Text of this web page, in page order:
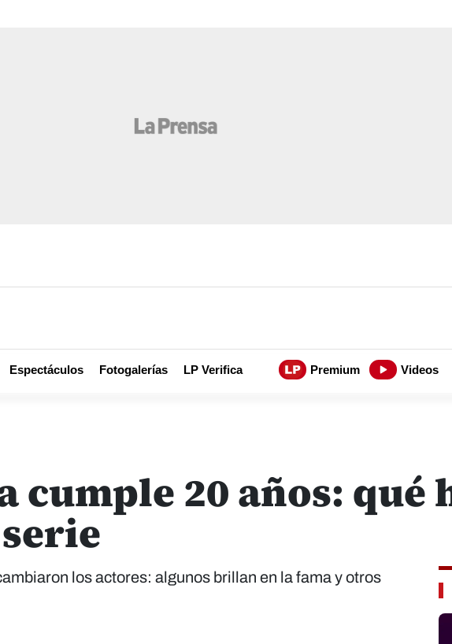
Espectáculos Fotogalerías LP Verifica Premium Videos
cumple 20 años: qué
los actores: algunos brillan en la fama y otros